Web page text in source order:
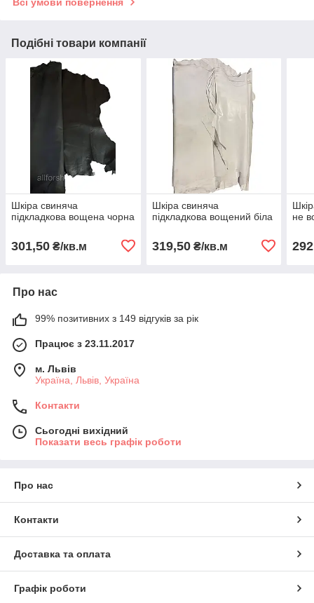
Всі умови повернення
Подібні товари компанії
Шкіра свиняча
підкладкова вощена чорна
301,50 ₴/кв.м
Шкіра свиняча
підкладкова вощений біла
319,50₴/кв.м
не
Про нас
99% позитивних з 149 відгуків за рік
Працює з 23.11.2017
м. Львів
Україна, Львів, Україна
Контакти
Сьогодні вихідний
Показати весь графік роботи
Про нас
Контакти
Доставка та оплата
Графік роботи